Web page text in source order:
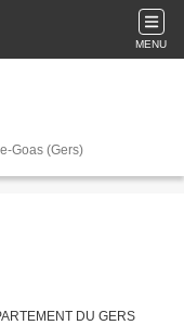
MENU
Goas (Gers)
DU GERS